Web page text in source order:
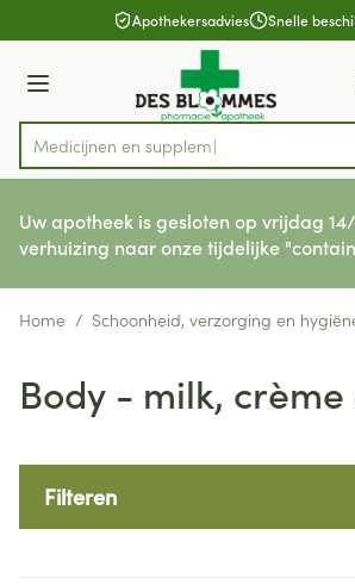
Ga naar de inhoudApothekersadvies Snelle
Menu
Product, merk, categorie...
Med
Uw apotheek is gesloten op vrijdag
verhuizing naar onze tijdelijke
Home / Schoonheid, verzorging en
Body - milk,
Filteren